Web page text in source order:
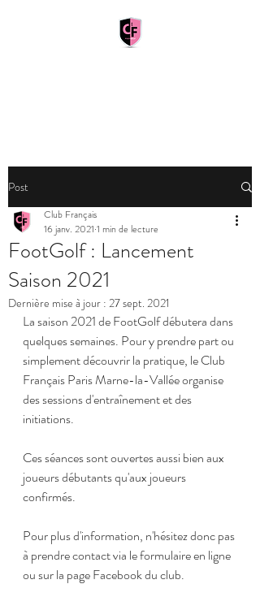
Post
FootGolf : Lancement
Saison 2021
Club Français
16 janv. 2021 1 min de lecture
Dernière mise à jour : 27 sept. 2021
La saison 2021 de FootGolf débutera dans
quelques semaines. Pour y prendre part ou
simplement découvrir la pratique, le Club
Français Paris Marne-la-Vallée organise
des sessions d'entraînement et des
initiations.
Ces séances sont ouvertes aussi bien aux
joueurs débutants qu'aux joueurs
confirmés.
Pour plus d'information, n'hésitez donc pas
à prendre contact via le formulaire en ligne
ou sur la page Facebook du club.